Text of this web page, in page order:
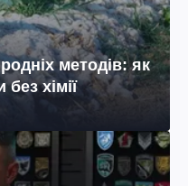
методів: як
хімії